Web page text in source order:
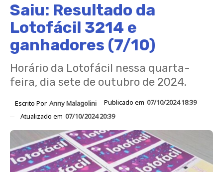
Saiu: Resultado da
Lotofácil 3214 e
ganhadores (7/10)
Horário da Lotofácil nessa quarta-
feira, dia sete de outubro de 2024.
Escrito Por Anny Malagolini Publicado em 07/10/2024 18:39
Atualizado em 07/10/2024 20:39